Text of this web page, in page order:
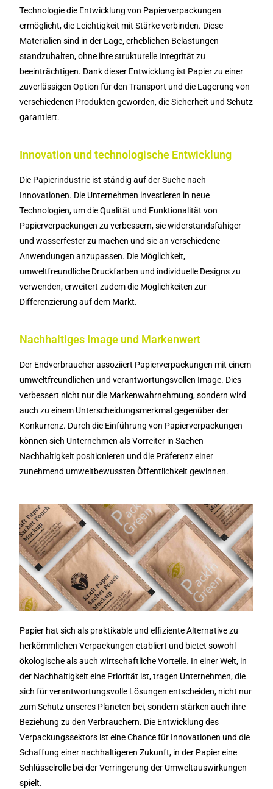
Technologie die Entwicklung von Papierverpackungen
ermöglicht, die Leichtigkeit mit Stärke verbinden. Diese
Materialien sind in der Lage, erheblichen Belastungen
standzuhalten, ohne ihre strukturelle Integrität zu
beeinträchtigen. Dank dieser Entwicklung ist Papier zu einer
zuverlässigen Option für den Transport und die Lagerung von
verschiedenen Produkten geworden, die Sicherheit und Schutz
garantiert.
Innovation und technologische Entwicklung
Die Papierindustrie ist ständig auf der Suche nach
Innovationen. Die Unternehmen investieren in neue
Technologien, um die Qualität und Funktionalität von
Papierverpackungen zu verbessern, sie widerstandsfähiger
und wasserfester zu machen und sie an verschiedene
Anwendungen anzupassen. Die Möglichkeit,
umweltfreundliche Druckfarben und individuelle Designs zu
verwenden, erweitert zudem die Möglichkeiten zur
Differenzierung auf dem Markt.
Nachhaltiges Image und Markenwert
Der Endverbraucher assoziiert Papierverpackungen mit einem
umweltfreundlichen und verantwortungsvollen Image. Dies
verbessert nicht nur die Markenwahrnehmung, sondern wird
auch zu einem Unterscheidungsmerkmal gegenüber der
Konkurrenz. Durch die Einführung von Papierverpackungen
können sich Unternehmen als Vorreiter in Sachen
Nachhaltigkeit positionieren und die Präferenz einer
zunehmend umweltbewussten Öffentlichkeit gewinnen.
Papier hat sich als praktikable und effiziente Alternative zu
herkömmlichen Verpackungen etabliert und bietet sowohl
ökologische als auch wirtschaftliche Vorteile. In einer Welt, in
der Nachhaltigkeit eine Priorität ist, tragen Unternehmen, die
sich für verantwortungsvolle Lösungen entscheiden, nicht nur
zum Schutz unseres Planeten bei, sondern stärken auch ihre
Beziehung zu den Verbrauchern. Die Entwicklung des
Verpackungssektors ist eine Chance für Innovationen und die
Schaffung einer nachhaltigeren Zukunft, in der Papier eine
Schlüsselrolle bei der Verringerung der Umweltauswirkungen
spielt.